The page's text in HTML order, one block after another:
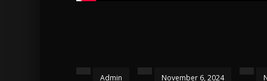
Admin November 6, 2024